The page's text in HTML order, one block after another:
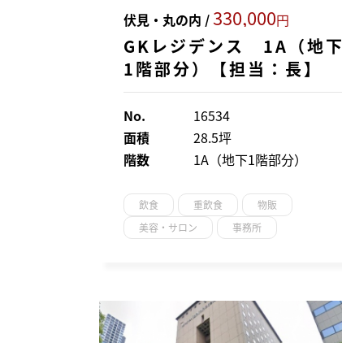
伏見・丸の内 /330,000円
GKレジデンス 1A（地下
1階部分）【担当：長】
No.
16534
面積
28.5坪
階数
1A（地下1階部分）
飲食 重飲食
物販
美容・サロン
事務所